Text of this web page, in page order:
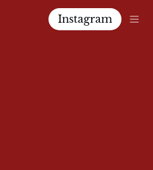
Instagram